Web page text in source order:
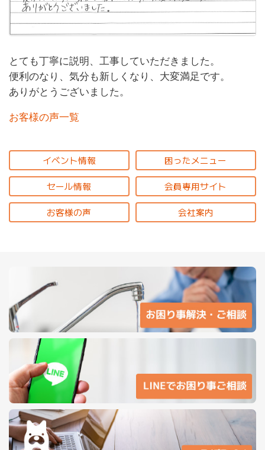
とても丁寧に説明、工事していただきました。
便利のなり、気分も新しくなり、大変満足です。
ありがとうございました。
お客様の声一覧
イベント情報 困ったメニュー
セール情報 会員専用サイト
お客様の声 会社案内